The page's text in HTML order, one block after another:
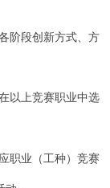
阶段创新方式、方
以上竞赛职业中选
职业（工种）竞赛